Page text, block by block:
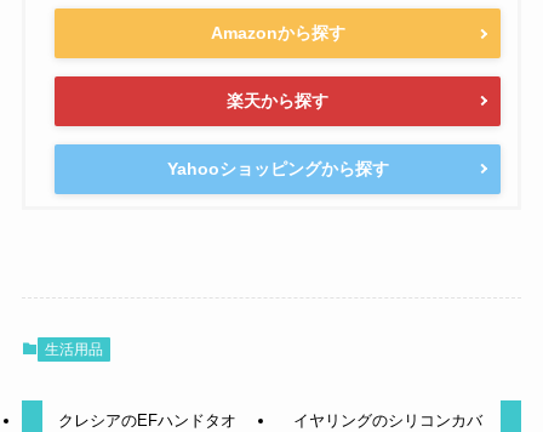
Amazonから探す
楽天から探す
Yahooショッピングから探す
生活用品
クレシアのEFハンドタオ
イヤリングのシリコンカバ